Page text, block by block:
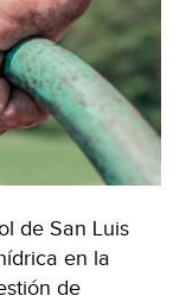
de San Luis
en la
de